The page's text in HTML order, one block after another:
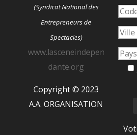
(Syndicat National des
Entrepreneurs de
Spectacles)
www.lasceneindepen
dante.org
Copyright © 2023
A.A. ORGANISATION